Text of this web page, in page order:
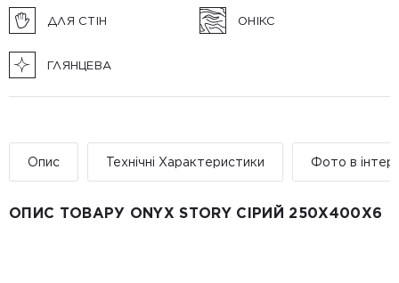
ДЛЯ СТІН ОНІКС
ГЛЯНЦЕВА
Опис Технічні Характеристики Фото в
ОПИС ТОВАРУ ONYX STORY СІРИЙ 250Х400X6